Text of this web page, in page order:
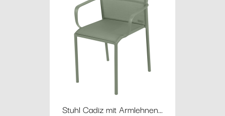
Stuhl Cadiz mit Armlehnen...